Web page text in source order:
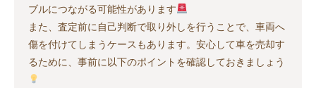
ブルにつながる可能性があります
また、査定前に自己判断で取り外しを行うことで、車両へ
傷を付けてしまうケースもあります。安心して車を売却す
るために、事前に以下のポイントを確認しておきましょう